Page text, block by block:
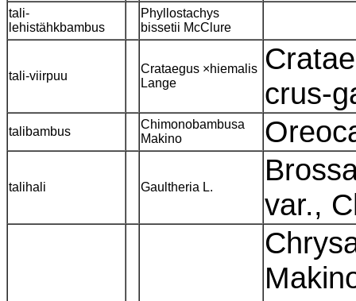
tali-
lehistähkbambus
Phyllostachys
bissetii McClure
tali-viirpuu
Crataegus ×hiemalis
Lange
crus-
talibambus
Chimonobambusa
Makino
talihali Gaultheria L.
var.,